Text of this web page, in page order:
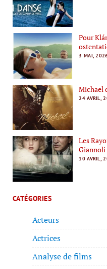
Pour
3 MAI,
Michael
24 AVRIL,
Les
Giannoli
10 AVRIL,
CATÉGORIES
Acteurs
Actrices
Analyse de films